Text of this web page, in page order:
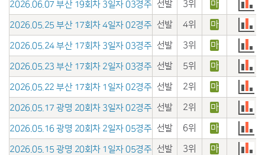
2026.06.07 부산 19회차 3일자 03경주 선발 3위 마
2026.05.25 부산 17회차 4일자 02경주 선발 4위 마
2026.05.24 부산 17회차 3일자 03경주 선발 3위 마
2026.05.23 부산 17회차 2일자 03경주 선발 5위 마
2026.05.22 부산 17회차 1일자 02경주 선발 2위 마
2026.05.17 광명 20회차 3일자 02경주 선발 2위 마
2026.05.16 광명 20회차 2일자 05경주 선발 6위 마
2026.05.15 광명 20회차 1일자 05경주 선발 3위 마